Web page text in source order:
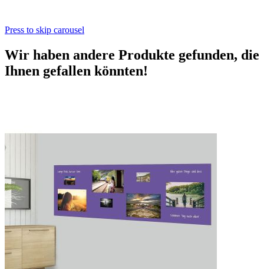
Press to skip carousel
Wir haben andere Produkte gefunden, die
Ihnen gefallen könnten!